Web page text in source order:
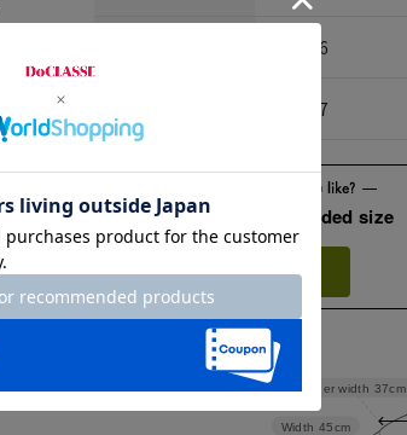
56
57
Check the recommended size
Try this item on
Width 45cm
Shoulder width 37cm